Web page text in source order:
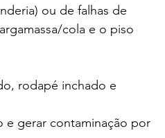
ou de falhas de
cola e o piso
rodapé inchado e
e gerar contaminação por